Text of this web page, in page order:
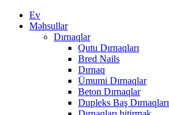
Ev
Məhsullar
Dırnaqlar
Qutu Dırnaqları
Bred Nails
Dırnaq
Ümumi Dırnaqlar
Beton Dırnaqlar
Dupleks Baş Dırnaqları